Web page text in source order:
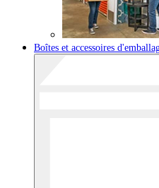
Boîtes et accessoires